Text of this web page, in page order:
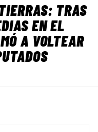
TRAS
EN EL
A VOLTEAR